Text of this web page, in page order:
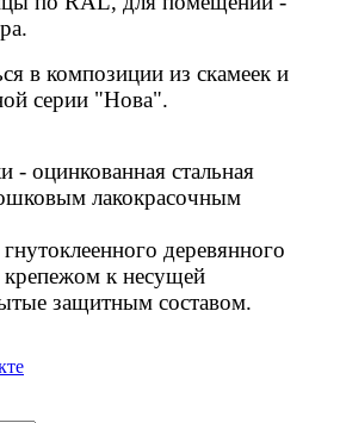
в композиции из скамеек и
серии "Нова".
- оцинкованная стальная
лакокрасочным
деревянного
к несущей
защитным составом.